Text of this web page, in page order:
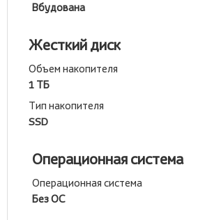
Вбудована
Жесткий диск
Объем накопителя
1 ТБ
Тип накопителя
SSD
Операционная система
Операционная система
Без ОС